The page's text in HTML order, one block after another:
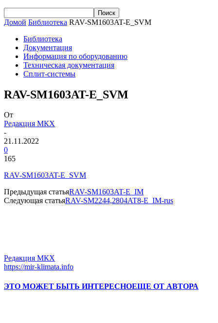
Домой Библиотека RAV-SM1603AT-E_SVM
Библиотека
Документация
Информация по оборудованию
Техническая документация
Сплит-системы
RAV-SM1603AT-E_SVM
От
Редакция МКХ
-
21.11.2022
0
165
RAV-SM1603AT-E_SVM
Предыдущая статьяRAV-SM1603AT-E_IM
Следующая статьяRAV-SM2244,2804AT8-E_IM-rus
Редакция МКХ
https://mir-klimata.info
ЭТО МОЖЕТ БЫТЬ ИНТЕРЕСНОЕЩЕ ОТ АВТОРА